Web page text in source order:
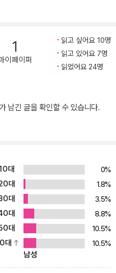
, 여성 질환과 통증은 진지하게 받
해와 부작용은 오롯이 여성들이
성의 삶에 관심을 가지고 접근하
그로스(Rachel E. Gross)는 일찍
서 지워진 연구자들을 발굴하고,
시대 과학자들의 최신 성과를 업데
무진하다는 희망을 전하는 《버자
에드워드 윌슨 과학저술상’ 최
체와 기관에서 올해의 책을 석권
성 질환을 심리적 문제로 치부하
는 현실 ―여성의 몸을 연구할 수
의 딸이자 과학
던 저자는 어느 날 찾아온 질염을
1
이페이퍼
읽고 싶어요 10명
읽고 있어요 7명
읽었어요 24명
남긴 글을 확인할 수 있습니다.
대
0%
대
1.8%
대
3.5%
대
8.8%
대
10.5%
대
10.5%
남성